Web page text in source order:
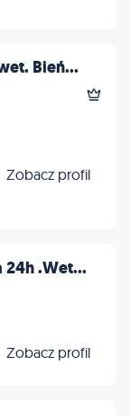
Bień...
Zobacz profil
24h .Wet...
Zobacz profil